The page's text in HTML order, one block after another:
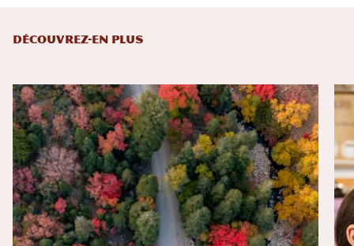
DÉCOUVREZ-EN PLUS